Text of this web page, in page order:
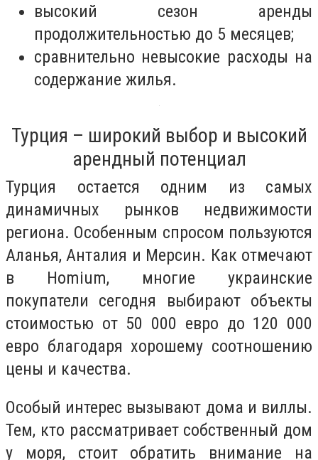
высокий сезон аренды
продолжительностью до 5 месяцев;
сравнительно невысокие расходы на
содержание жилья.
Турция – широкий выбор и высокий
арендный потенциал
Турция остается одним из самых
динамичных рынков недвижимости
региона. Особенным спросом пользуются
Аланья, Анталия и Мерсин. Как отмечают
в Homium, многие украинские
покупатели сегодня выбирают объекты
стоимостью от 50 000 евро до 120 000
евро благодаря хорошему соотношению
цены и качества.
Особый интерес вызывают дома и виллы.
Тем, кто рассматривает собственный дом
у моря, стоит обратить внимание на